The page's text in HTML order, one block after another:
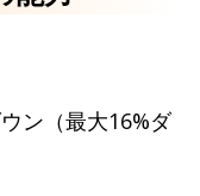
ン（最大16%ダ